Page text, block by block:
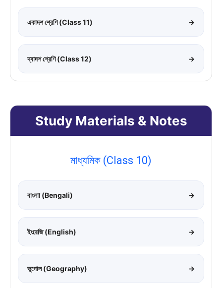
একাদশ শ্রেণি (Class 11) →
দ্বাদশ শ্রেণি (Class 12) →
Study Materials & Notes
মাধ্যমিক (Class 10)
বাংলাা (Bengali) →
ইংরেজি (English) →
ভূগোল (Geography) →